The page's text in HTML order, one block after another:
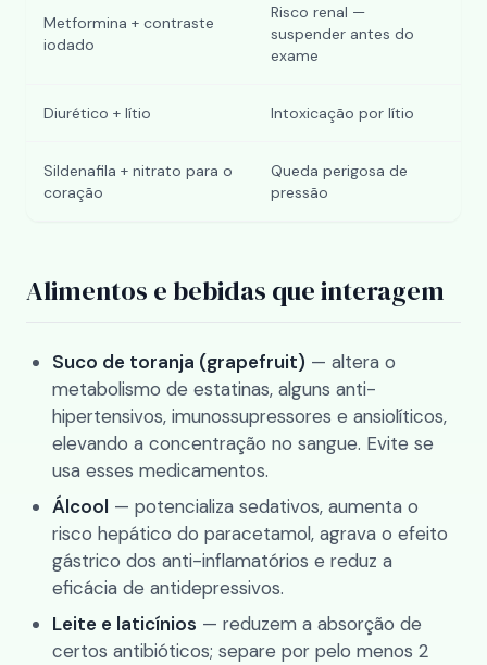
Metformina + contraste
iodado
Risco renal —
suspender antes do
exame
Diurético + lítio Intoxicação por lítio
Sildenafila + nitrato para o
coração
Queda perigosa de
pressão
Alimentos e bebidas que interagem
Suco de toranja (grapefruit) — altera o
metabolismo de estatinas, alguns anti-
hipertensivos, imunossupressores e ansiolíticos,
elevando a concentração no sangue. Evite se
usa esses medicamentos.
Álcool — potencializa sedativos, aumenta o
risco hepático do paracetamol, agrava o efeito
gástrico dos anti-inflamatórios e reduz a
eficácia de antidepressivos.
Leite e laticínios — reduzem a absorção de
certos antibióticos; separe por pelo menos 2